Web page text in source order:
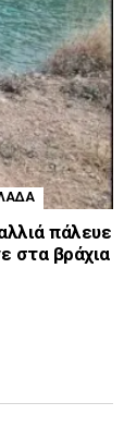
πάλευε
στα βράχια